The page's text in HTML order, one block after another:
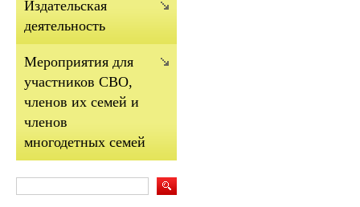
Издательская
деятельность
Мероприятия для
участников СВО,
членов их семей и
членов
многодетных семей